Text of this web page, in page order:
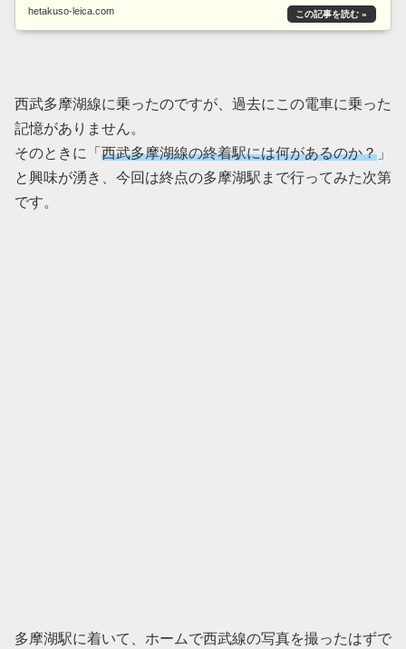
hetakuso-leica.com
西武多摩湖線に乗ったのですが、過去にこの電車に乗った
記憶がありません。
そのときに「 西武多摩湖線の終着駅には何があるのか？ 」
と興味が湧き、今回は終点の多摩湖駅まで行ってみた次第
です。
多摩湖駅に着いて、ホームで西武線の写真を撮ったはずで